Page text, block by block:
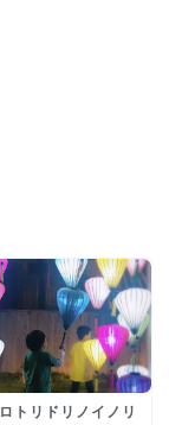
トリドリノイノリ